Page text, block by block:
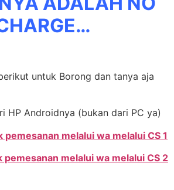
untuk Borong dan tanya aja
HP Androidnya (bukan dari PC ya)
pemesanan melalui wa melalui CS 1
pemesanan melalui wa melalui CS 2